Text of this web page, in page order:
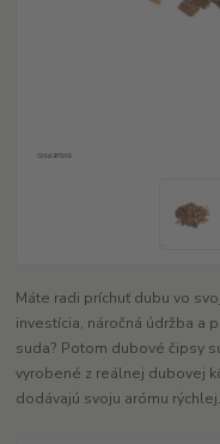
Máte radi príchuť dubu vo
investícia, náročná údržba a
suda? Potom dubové čipsy
vyrobené z reálnej dubovej
dodávajú svoju arómu